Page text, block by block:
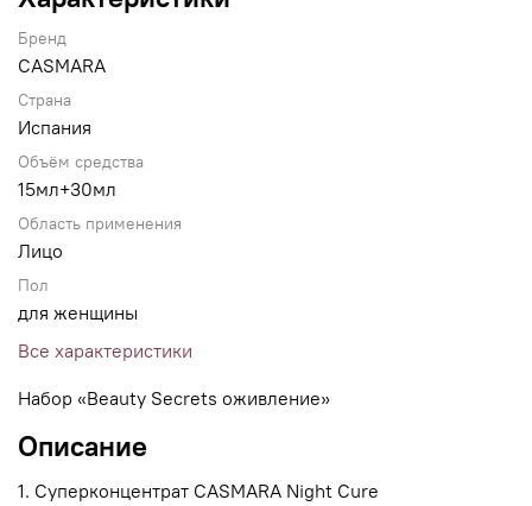
Бренд
CASMARA
Страна
Испания
Объём средства
15мл+30мл
Область применения
Лицо
Пол
для женщины
Все характеристики
Набор «Beauty Secrets оживление»
Описание
1. Суперконцентрат CASMARA Night Cure